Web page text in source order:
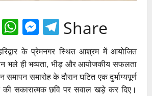
EmailWhatsApp
Messenger
Telegram
Share
हरिद्वार के प्रेमनगर स्थित आश्रम में आयोजित
भले ही भव्यता, भीड़ और आयोजकीय सफलता
समारोह के दौरान घटित एक दुर्भाग्यपूर्ण
सकारात्मक छवि पर सवाल खड़े कर दिए।